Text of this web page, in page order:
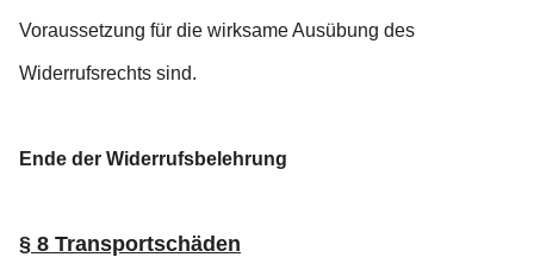
Voraussetzung für die wirksame Ausübung des
Widerrufsrechts sind.
Ende der Widerrufsbelehrung
§ 8 Transportschäden